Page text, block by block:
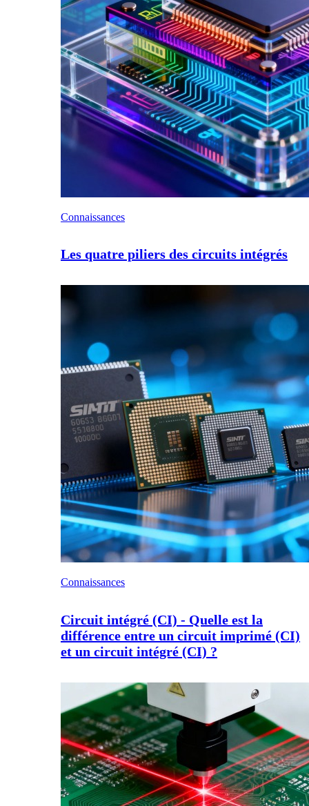
Connaissances
Les quatre piliers des circuits intégrés
Connaissances
Circuit intégré (CI) - Quelle est la
différence entre un circuit imprimé (CI)
et un circuit intégré (CI) ?